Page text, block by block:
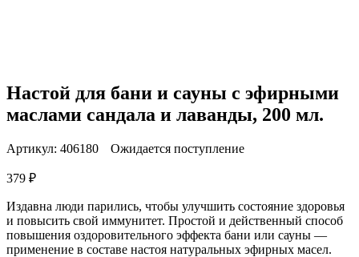
Настой для бани и сауны с эфирными
маслами сандала и лаванды, 200 мл.
Артикул: 406180 Ожидается поступление
379 ₽
Издавна люди парились, чтобы улучшить состояние здоровья
и повысить свой иммунитет. Простой и действенный способ
повышения оздоровительного эффекта бани или сауны —
применение в составе настоя натуральных эфирных масел.